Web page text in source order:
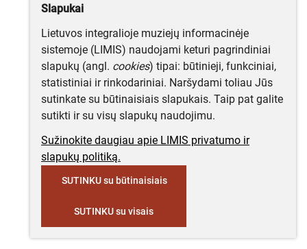
Slapukai
Lietuvos integralioje muziejų informacinėje
sistemoje (LIMIS) naudojami keturi pagrindiniai
slapukų (angl. cookies) tipai: būtinieji, funkciniai,
statistiniai ir rinkodariniai. Naršydami toliau Jūs
sutinkate su būtinaisiais slapukais. Taip pat galite
sutikti ir su visų slapukų naudojimu.
Sužinokite daugiau apie LIMIS privatumo ir
slapukų politiką.
SUTINKU su būtinaisiais
SUTINKU su visais